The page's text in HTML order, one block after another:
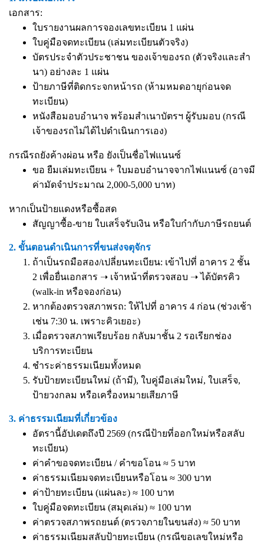
เอกสาร:
ใบรายงานผลการจองเลขทะเบียน 1 แผ่น
ใบคู่มือจดทะเบียน (เล่มทะเบียนตัวจริง)
บัตรประจำตัวประชาชน ของเจ้าของรถ (ตัวจริงและสำ
นา) อย่างละ 1 แผ่น
ป้ายภาษีที่ติดกระจกหน้ารถ (ห้ามหมดอายุก่อนจด
ทะเบียน)
หนังสือมอบอำนาจ พร้อมสำเนาบัตรฯ ผู้รับมอบ (กรณี
เจ้าของรถไม่ได้ไปดำเนินการเอง)
กรณีรถยังค้างผ่อน หรือ ยังเป็นชื่อไฟแนนซ์
ขอ ยืมเล่มทะเบียน + ใบมอบอำนาจจากไฟแนนซ์ (อาจมี
ค่ามัดจำประมาณ 2,000-5,000 บาท)
หากเป็นป้ายแดงหรือซื้อสด
สัญญาซื้อ-ขาย ใบเสร็จรับเงิน หรือใบกำกับภาษีรถยนต์
2. ขั้นตอนดำเนินการที่ขนส่งจตุจักร
ถ้าเป็นรถมือสอง/เปลี่ยนทะเบียน: เข้าไปที่ อาคาร 2 ชั้น
2 เพื่อยื่นเอกสาร ➝ เจ้าหน้าที่ตรวจสอบ ➝ ได้บัตรคิว
(walk-in หรือจองก่อน)
หากต้องตรวจสภาพรถ: ให้ไปที่ อาคาร 4 ก่อน (ช่วงเช้า
เช่น 7:30 น. เพราะคิวเยอะ)
เมื่อตรวจสภาพเรียบร้อย กลับมาชั้น 2 รอเรียกช่อง
บริการทะเบียน
ชำระค่าธรรมเนียมทั้งหมด
รับป้ายทะเบียนใหม่ (ถ้ามี), ใบคู่มือเล่มใหม่, ใบเสร็จ,
ป้ายวงกลม หรือเครื่องหมายเสียภาษี
3. ค่าธรรมเนียมที่เกี่ยวข้อง
อัตรานี้อัปเดตถึงปี 2569 (กรณีป้ายที่ออกใหม่หรือสลับ
ทะเบียน)
ค่าคำขอจดทะเบียน / คำขอโอน ≈ 5 บาท
ค่าธรรมเนียมจดทะเบียนหรือโอน ≈ 300 บาท
ค่าป้ายทะเบียน (แผ่นละ) ≈ 100 บาท
ใบคู่มือจดทะเบียน (สมุดเล่ม) ≈ 100 บาท
ค่าตรวจสภาพรถยนต์ (ตรวจภายในขนส่ง) ≈ 50 บาท
ค่าธรรมเนียมสลับป้ายทะเบียน (กรณีขอเลขใหม่หรือ